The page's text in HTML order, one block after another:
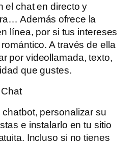
el chat en directo y
Además ofrece la
línea, por si tus intereses
A través de ella
por videollamada, texto,
que gustes.
personalizar su
e instalarlo en tu sitio
Incluso si no tienes